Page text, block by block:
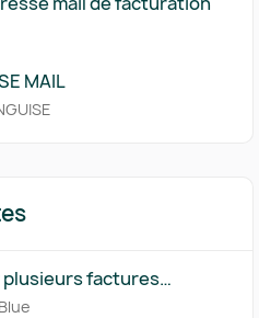
MAIL
plusieurs factures
même devis